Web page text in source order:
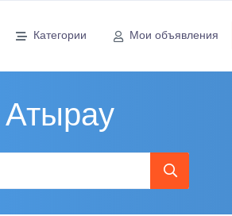
Категории Мои объявления
Атырау